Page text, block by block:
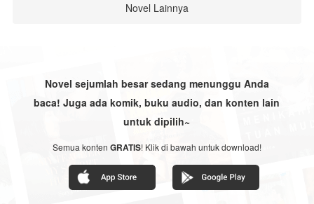
Novel Lainnya
Novel sejumlah besar sedang menunggu Anda
baca! Juga ada komik, buku audio, dan konten lain
untuk dipilih~
Semua konten GRATIS! Klik di bawah untuk download!